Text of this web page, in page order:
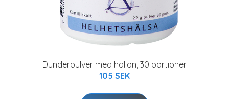
Dunderpulver med hallon, 30 portioner
105 SEK